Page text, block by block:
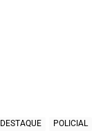
DESTAQUE POLICIAL